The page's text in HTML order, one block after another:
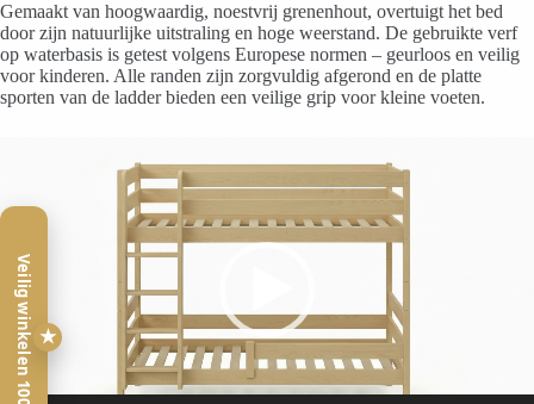
Gemaakt van hoogwaardig, noestvrij grenenhout, overtuigt het bed
door zijn natuurlijke uitstraling en hoge weerstand. De gebruikte verf
op waterbasis is getest volgens Europese normen – geurloos en veilig
voor kinderen. Alle randen zijn zorgvuldig afgerond en de platte
sporten van de ladder bieden een veilige grip voor kleine voeten.
★
Veilig winkelen 100%